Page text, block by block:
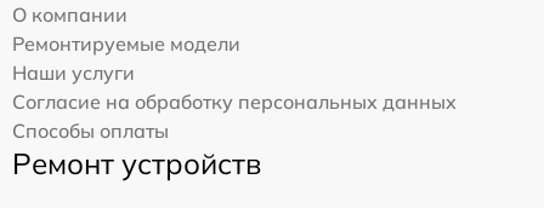
О компании
Ремонтируемые модели
Наши услуги
Согласие на обработку персональных данных
Способы оплаты
Ремонт устройств